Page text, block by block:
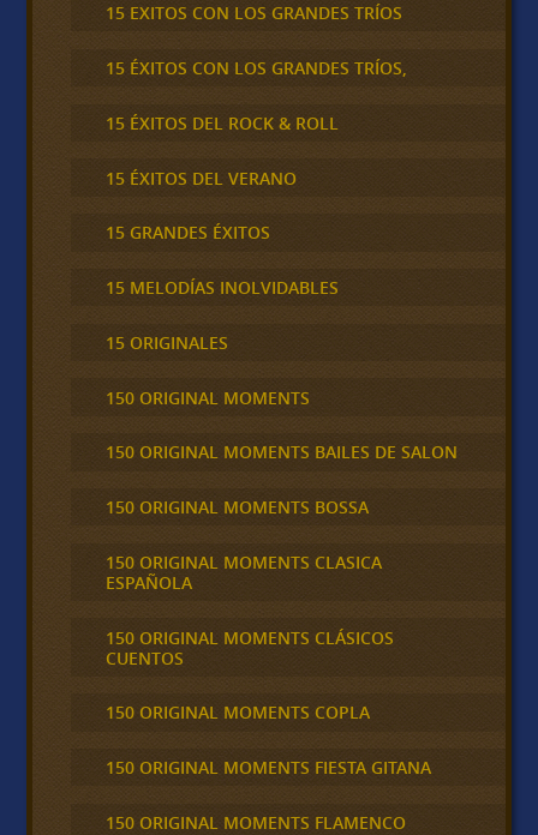
15 EXITOS CON LOS GRANDES TRÍOS
15 ÉXITOS CON LOS GRANDES TRÍOS,
15 ÉXITOS DEL ROCK & ROLL
15 ÉXITOS DEL VERANO
15 GRANDES ÉXITOS
15 MELODÍAS INOLVIDABLES
15 ORIGINALES
150 ORIGINAL MOMENTS
150 ORIGINAL MOMENTS BAILES DE SALON
150 ORIGINAL MOMENTS BOSSA
150 ORIGINAL MOMENTS CLASICA
ESPAÑOLA
150 ORIGINAL MOMENTS CLÁSICOS
CUENTOS
150 ORIGINAL MOMENTS COPLA
150 ORIGINAL MOMENTS FIESTA GITANA
150 ORIGINAL MOMENTS FLAMENCO